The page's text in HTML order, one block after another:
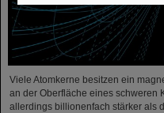
Viele Atomkerne besitzen ein
an der Oberfläche eines schweren
allerdings billionenfach stärker als